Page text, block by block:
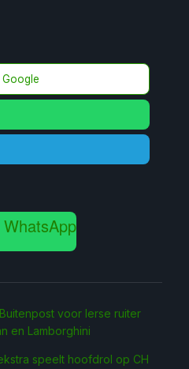
Google
voor Ierse ruiter
en Lamborghini
speelt hoofdrol op CH